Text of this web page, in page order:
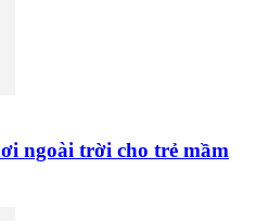
ngoài trời cho trẻ mầm